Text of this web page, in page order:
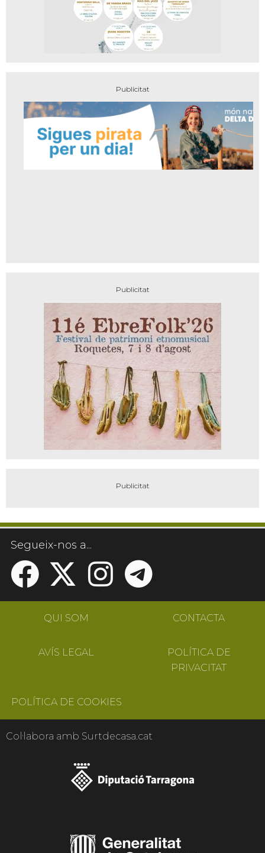
Segueix-nos a...
QUI SOM CONTACTA
AVÍS LEGAL
POLÍTICA DE
PRIVACITAT
POLÍTICA DE COOKIES
Col·labora amb Surtdecasa.cat